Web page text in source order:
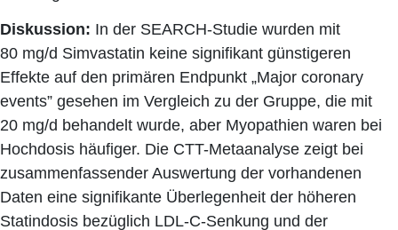
Diskussion: In der SEARCH-Studie wurden mit
80 mg/d Simvastatin keine signifikant günstigeren
Effekte auf den primären Endpunkt „Major coronary
events” gesehen im Vergleich zu der Gruppe, die mit
20 mg/d behandelt wurde, aber Myopathien waren bei
Hochdosis häufiger. Die CTT-Metaanalyse zeigt bei
zusammenfassender Auswertung der vorhandenen
Daten eine signifikante Überlegenheit der höheren
Statindosis bezüglich LDL-C-Senkung und der